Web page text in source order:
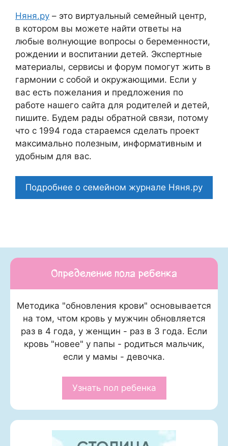
Няня.ру – это виртуальный семейный центр,
в котором вы можете найти ответы на
любые волнующие вопросы о беременности,
рождении и воспитании детей. Экспертные
материалы, сервисы и форум помогут жить в
гармонии с собой и окружающими. Если у
вас есть пожелания и предложения по
работе нашего сайта для родителей и детей,
пишите. Будем рады обратной связи, потому
что c 1994 года стараемся сделать проект
максимально полезным, информативным и
удобным для вас.
Подробнее о семейном журнале Няня.ру
Определение пола ребенка
Методика "обновления крови" основывается
на том, чтом кровь у мужчин обновляется
раз в 4 года, у женщин - раз в 3 года. Если
кровь "новее" у папы - родиться мальчик,
если у мамы - девочка.
Узнать пол ребенка